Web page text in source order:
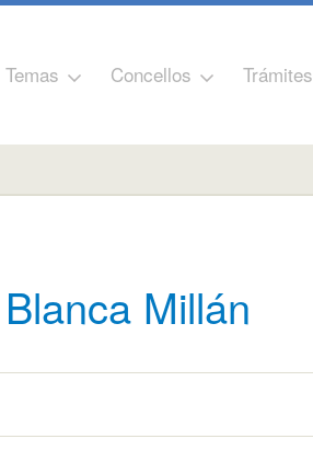
Temas Concellos Trámites
Millán